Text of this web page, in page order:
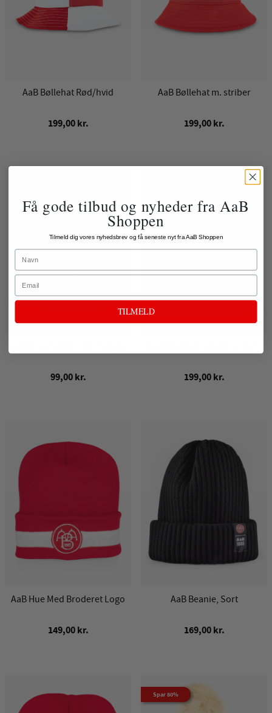
AaB Bøllehat Rød/hvid
199,00 kr.
AaB Bøllehat m. striber
199,00 kr.
99,00 kr. 199,00 kr.
AaB Hue Med Broderet Logo
149,00 kr.
AaB Beanie, Sort
169,00 kr.
Spar 80%
Få gode tilbud og nyheder fra AaB
Shoppen
Tilmeld dig vores nyhedsbrev og få seneste nyt fra AaB Shoppen
Name
Email
TILMELD